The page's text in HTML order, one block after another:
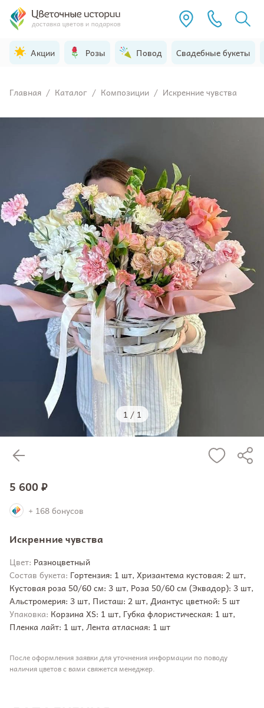
Акции Розы Повод Свадебные букеты
Главная / Каталог / Композиции / Искренние чувства
Искренние чувства
1/ 1
Цвет: Разноцветный
Состав букета: Гортензия: 1 шт, Хризантема кустовая: 2 шт,
Кустовая роза 50/60 см: 3 шт, Роза 50/60 см (Эквадор): 3 шт,
Альстромерия: 3 шт, Писташ: 2 шт, Диантус цветной: 5 шт
Упаковка: Корзина XS: 1 шт, Губка флористическая: 1 шт,
Пленка лайт: 1 шт, Лента атласная: 1 шт
После оформления заявки для уточнения информации по поводу
наличия цветов с вами свяжется менеджер.
5 600 ₽
+ 168 бонусов